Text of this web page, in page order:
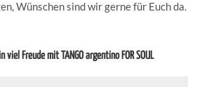
Wünschen sind wir gerne für Euch da.
Freude mit TANGO argentino FOR SOUL